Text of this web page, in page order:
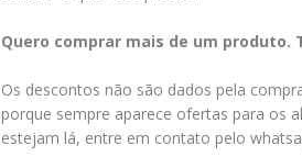
Quero comprar mais de um produto.
Os descontos não são dados pela
porque sempre aparece ofertas para os
estejam lá, entre em contato pelo